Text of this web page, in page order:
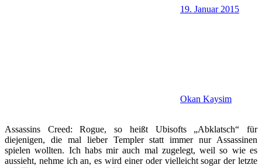
19. Januar 2015
Okan Kaysim
Assassins Creed: Rogue, so heißt Ubisofts „Abklatsch“ für
diejenigen, die mal lieber Templer statt immer nur Assassinen
spielen wollten. Ich habs mir auch mal zugelegt, weil so wie es
aussieht, nehme ich an, es wird einer oder vielleicht sogar der letzte